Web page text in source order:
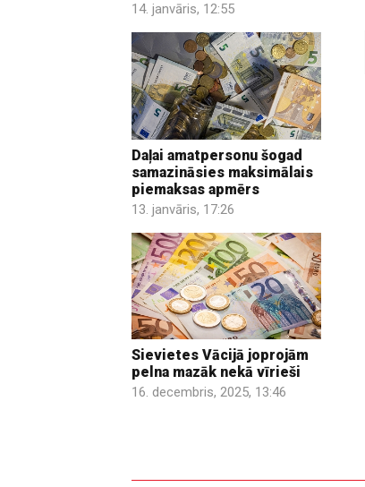
14. janvāris, 12:55
Daļai amatpersonu šogad
samazināsies maksimālais
piemaksas apmērs
13. janvāris, 17:26
Sievietes Vācijā joprojām
pelna mazāk nekā vīrieši
16. decembris, 2025, 13:46